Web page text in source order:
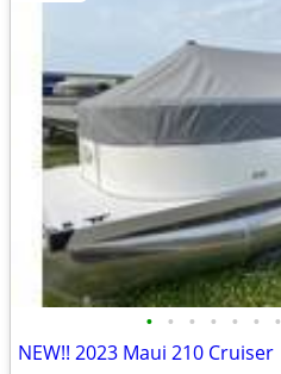
• • • • • • •
NEW!! 2023 Maui 210 Cruiser